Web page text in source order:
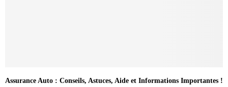
Assurance Auto : Conseils, Astuces, Aide et Informations Importantes !